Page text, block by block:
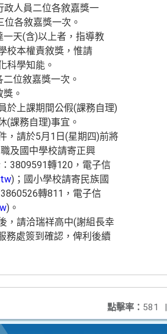
政人員二位各敘嘉獎一
各敘嘉獎一次。
天(含)以上者，指導教
校本權責敘獎，惟請
科學知能。
位敘嘉獎一次。
。
於上課期間公假(課務自理)
(課務自理)事宜。
，請於5月1日(星期四)前將
及國中學校請寄正興
3809591轉120，電子信
)；國小學校請寄民族國
轉811，電子信
)。
，請洽瑞祥高中(謝組長幸
務處簽到確認，俾利後續
點擊率： 581 |